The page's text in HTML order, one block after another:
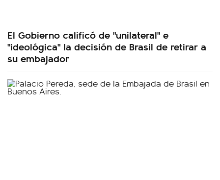
El Gobierno calificó de "unilateral" e
"ideológica" la decisión de Brasil de retirar a
su embajador